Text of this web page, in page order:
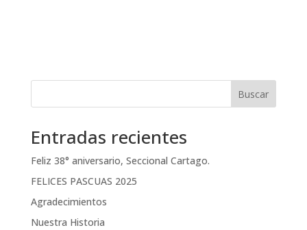
Buscar
Entradas recientes
Feliz 38° aniversario, Seccional Cartago.
FELICES PASCUAS 2025
Agradecimientos
Nuestra Historia